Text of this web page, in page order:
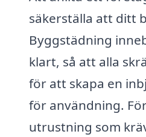
säkerställa att ditt
Byggstädning
klart, så att alla
för att skapa en
för användning.
utrustning som